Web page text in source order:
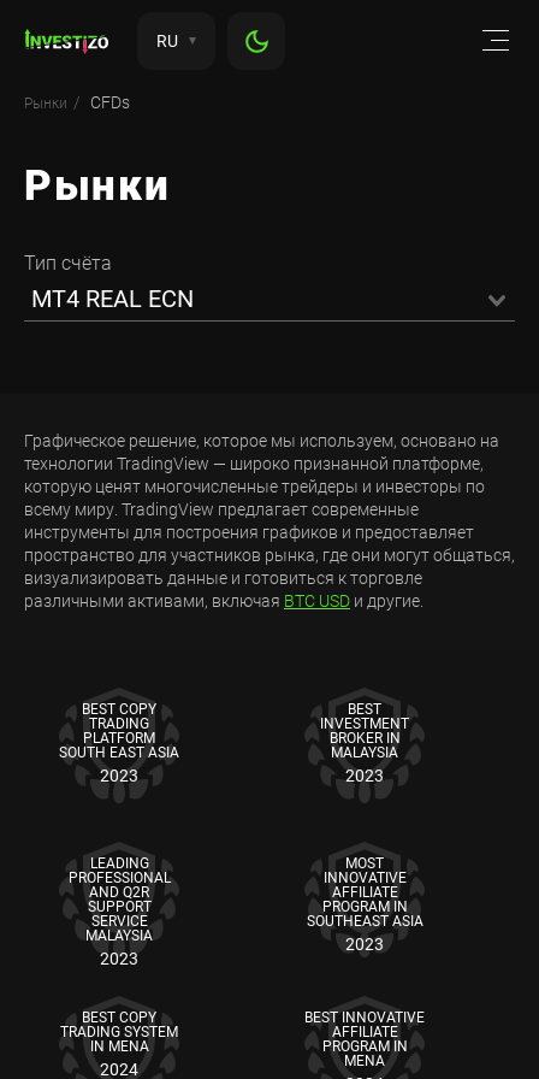
RU
Рынки CFDs
Рынки
Тип счёта
MT4 REAL ECN
Графическое решение, которое мы используем, основано на
технологии TradingView — широко признанной платформе,
которую ценят многочисленные трейдеры и инвесторы по
всему миру. TradingView предлагает современные
инструменты для построения графиков и предоставляет
пространство для участников рынка, где они могут общаться,
визуализировать данные и готовиться к торговле
различными активами, включая BTC USD и другие.
BEST COPY
TRADING
PLATFORM
SOUTH EAST ASIA
2023
BEST
INVESTMENT
BROKER IN
MALAYSIA
2023
LEADING
PROFESSIONAL
AND Q2R
SUPPORT
SERVICE
MALAYSIA
2023
MOST
INNOVATIVE
AFFILIATE
PROGRAM IN
SOUTHEAST ASIA
2023
BEST COPY
TRADING SYSTEM
IN MENA
2024
BEST INNOVATIVE
AFFILIATE
PROGRAM IN
MENA